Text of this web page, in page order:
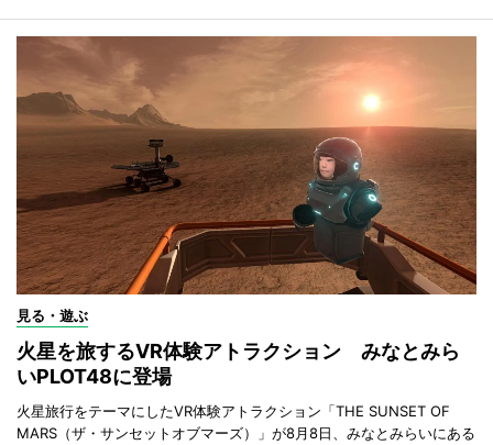
見る・遊ぶ
火星を旅するVR体験アトラクション みなとみら
いPLOT48に登場
火星旅行をテーマにしたVR体験アトラクション「THE SUNSET OF
MARS（ザ・サンセットオブマーズ）」が8月8日、みなとみらいにある